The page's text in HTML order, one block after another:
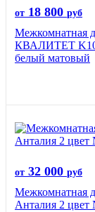
от 18 800 руб
Межкомнатная
КВАЛИТЕТ
белый матовый
от 32 000 руб
Межкомнатная
Анталия 2